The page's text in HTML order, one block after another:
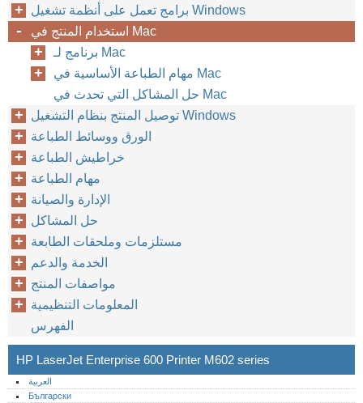
برامج تعمل على أنظمة تشغيل Windows
استخدام المنتج في Mac
برنامج لـ Mac
مهام الطباعة الأساسية في Mac
حل المشاكل التي تحدث في Mac
توصيل المنتج بنظام التشغيل Windows
الورق ووسائط الطباعة
خراطيش الطباعة
مهام الطباعة
الإدارة والصيانة
حل المشاكل
مستلزمات وملحقات الطابعة
الخدمة والدعم
مواصفات المنتج
المعلومات التنظيمية
الفهرس
HP LaserJet Enterprise 600 Printer M602 series
العربية
Български